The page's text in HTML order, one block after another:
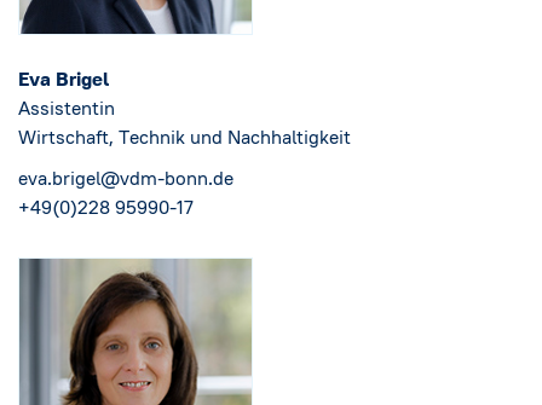
Eva Brigel
Assistentin
Wirtschaft, Technik und Nachhaltigkeit
eva.brigel@vdm-bonn.de
+49(0)228 95990-17